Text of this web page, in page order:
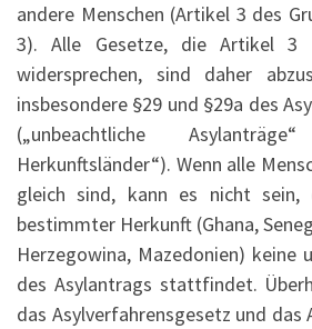
andere Menschen (Artikel 3 des
3). Alle Gesetze, die Artikel 3
widersprechen, sind daher
insbesondere §29 und §29a des
(„unbeachtliche
Herkunftsländer“). Wenn alle
gleich sind, kann es nicht sein,
bestimmter Herkunft (Ghana,
Herzegowina, Mazedonien) keine
des Asylantrags stattfindet.
das Asylverfahrensgesetz und